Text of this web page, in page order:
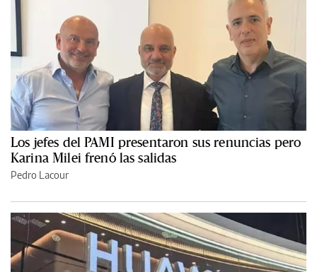
Los jefes del PAMI presentaron sus renuncias pero
Karina Milei frenó las salidas
Pedro Lacour